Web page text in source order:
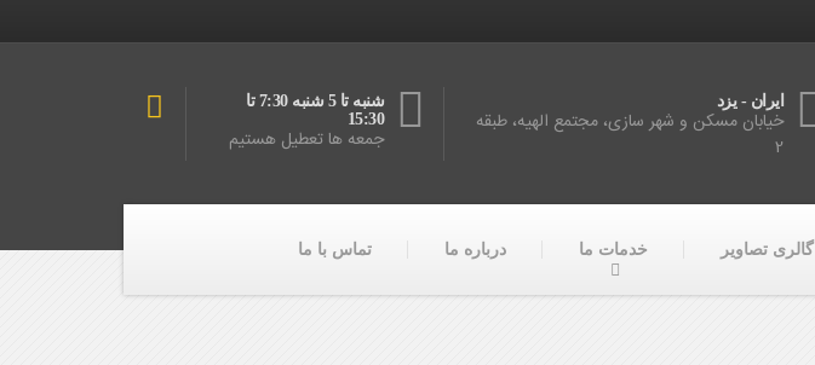
ایران - یزد
خیابان مسکن و شهر سازی، مجتمع الهیه، طبقه
2
شنبه تا 5 شنبه 7:30 تا
15:30
جمعه ها تعطیل هستیم
گالری تصاویر خدمات ما درباره ما تماس با ما